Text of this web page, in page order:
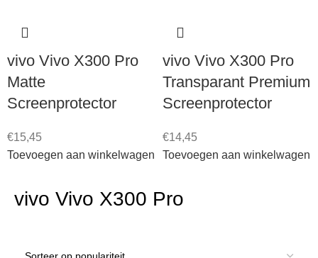
vivo Vivo X300 Pro
Matte
Screenprotector
€15,45
Toevoegen aan winkelwagen
vivo Vivo X300 Pro
Transparant Premium
Screenprotector
€14,45
Toevoegen aan winkelwagen
vivo Vivo X300 Pro